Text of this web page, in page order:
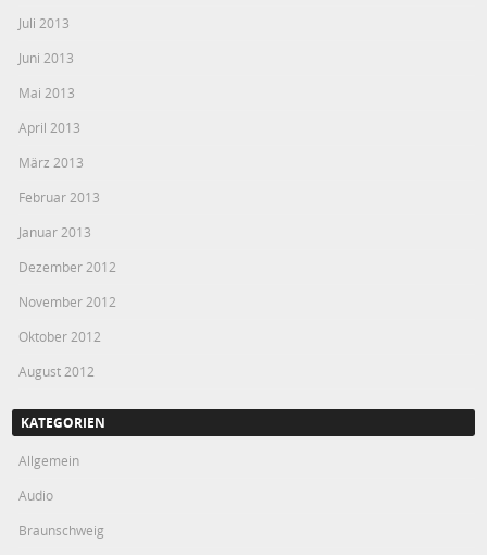
Juli 2013
Juni 2013
Mai 2013
April 2013
März 2013
Februar 2013
Januar 2013
Dezember 2012
November 2012
Oktober 2012
August 2012
KATEGORIEN
Allgemein
Audio
Braunschweig